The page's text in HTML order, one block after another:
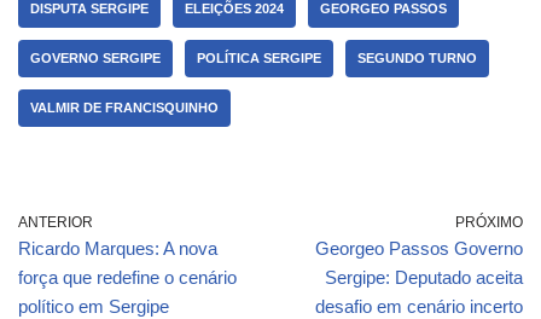
DISPUTA SERGIPE ELEIÇÕES 2024 GEORGEO PASSOS
GOVERNO SERGIPE POLÍTICA SERGIPE SEGUNDO TURNO
VALMIR DE FRANCISQUINHO
ANTERIOR
Ricardo Marques: A nova
força que redefine o cenário
político em Sergipe
PRÓXIMO
Georgeo Passos Governo
Sergipe: Deputado aceita
desafio em cenário incerto